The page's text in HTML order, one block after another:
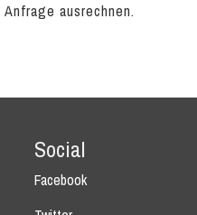
ausrechnen.
Social
Facebook